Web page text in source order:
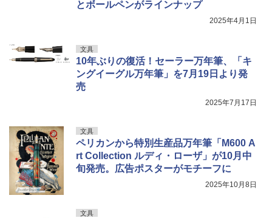
とボールペンがラインナップ
2025年4月1日
文具
10年ぶりの復活！セーラー万年筆、「キ
ングイーグル万年筆」を7月19日より発
売
2025年7月17日
文具
ペリカンから特別生産品万年筆「M600 A
rt Collection ルディ・ローザ」が10月中
旬発売。広告ポスターがモチーフに
2025年10月8日
文具